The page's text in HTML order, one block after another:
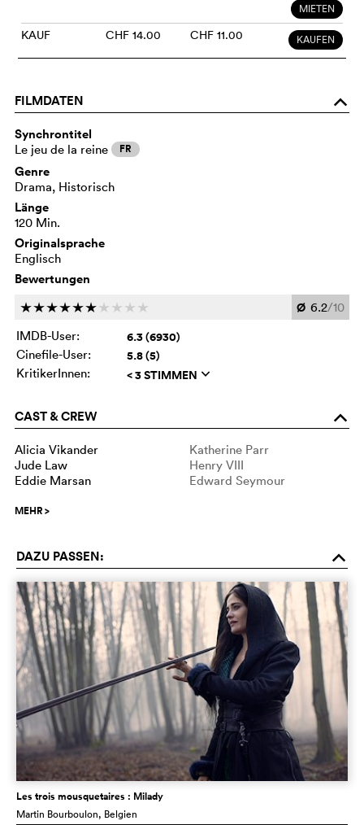
MIETEN
KAUF CHF 14.00 CHF 11.00 KAUFEN
FILMDATEN o
Synchrontitel
Le jeu de la reine FR
Genre
Drama, Historisch
Länge
120 Min.
Originalsprache
Englisch
Bewertungen
cccccc c c c c Ø 6.2/10
IMDB-User:
6.3 (6930)
Cinefile-User: 5.8 (5)
KritikerInnen: < 3 STIMMEN q
CAST & CREW o
Alicia Vikander
Katherine Parr
Jude Law
Henry VIII
Eddie Marsan
Edward Seymour
MEHR>
DAZU PASSEN: o
Les trois mousquetaires : Milady
Martin Bourboulon, Belgien